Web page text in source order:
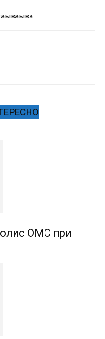
ОМС при